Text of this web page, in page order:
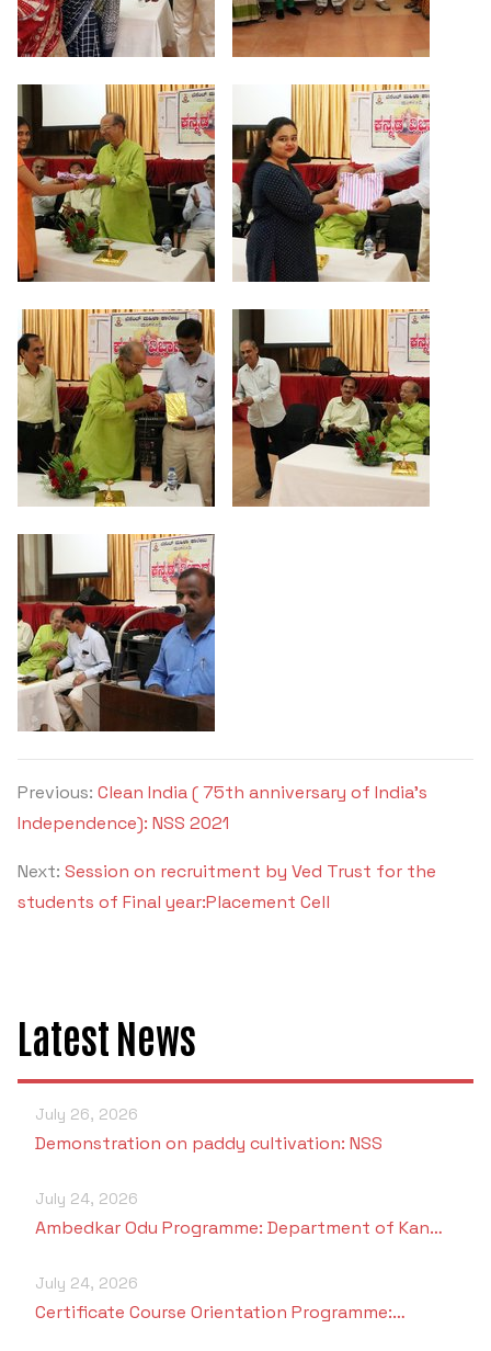
Previous: Clean India ( 75th anniversary of India's
Independence): NSS 2021
Next: Session on recruitment by Ved Trust for the
students of Final year:Placement Cell
Latest News
July 26, 2026
Demonstration on paddy cultivation: NSS
July 24, 2026
Ambedkar Odu Programme: Department of Kan…
July 24, 2026
Certificate Course Orientation Programme:…